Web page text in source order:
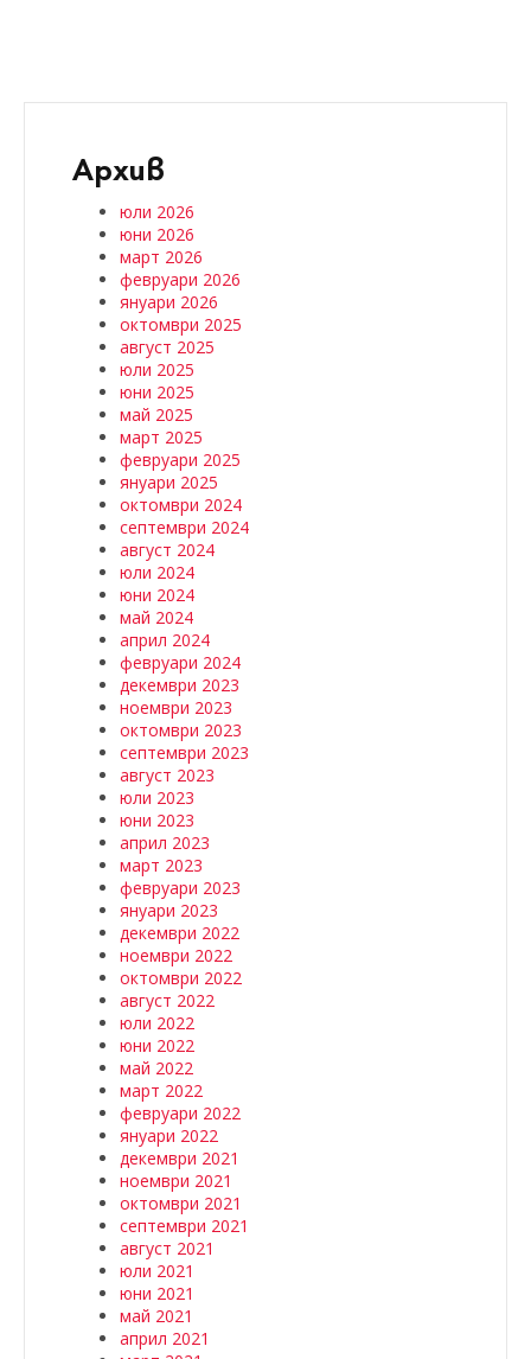
Архив
юли 2026
юни 2026
март 2026
февруари 2026
януари 2026
октомври 2025
август 2025
юли 2025
юни 2025
май 2025
март 2025
февруари 2025
януари 2025
октомври 2024
септември 2024
август 2024
юли 2024
юни 2024
май 2024
април 2024
февруари 2024
декември 2023
ноември 2023
октомври 2023
септември 2023
август 2023
юли 2023
юни 2023
април 2023
март 2023
февруари 2023
януари 2023
декември 2022
ноември 2022
октомври 2022
август 2022
юли 2022
юни 2022
май 2022
март 2022
февруари 2022
януари 2022
декември 2021
ноември 2021
октомври 2021
септември 2021
август 2021
юли 2021
юни 2021
май 2021
април 2021